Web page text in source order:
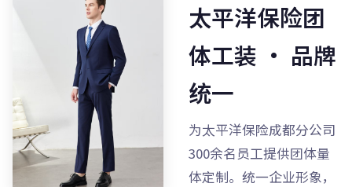
太平洋保险团
体工装 · 品牌
统一
为太平洋保险成都分公司
300余名员工提供团体量
体定制。统一企业形象，